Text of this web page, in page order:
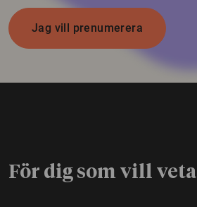
Jag vill prenumerera
För dig som vill veta